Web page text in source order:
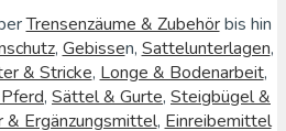
Trensenzäume & Zubehörbis hin
, Gebissen, Sattelunterlagen,
& Stricke, Longe & Bodenarbeit,
, Sättel & Gurte, Steigbügel &
Ergänzungsmittel, Einreibemittel